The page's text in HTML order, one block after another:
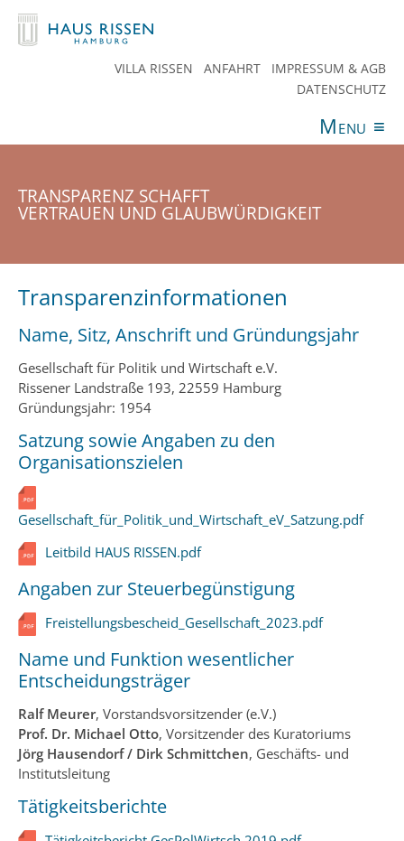
VILLA RISSEN ANFAHRT
IMPRESSUM & AGB
DATENSCHUTZ
Menu ≡
ANGEBOTE VERANSTALTUNGEN
AKTUELLES
TRANSPARENZ SCHAFFT
VERTRAUEN UND GLAUBWÜRDIGKEIT
Transparenzinformationen
Name, Sitz, Anschrift und Gründungsjahr
Gesellschaft für Politik und Wirtschaft e.V.
Rissener Landstraße 193, 22559 Hamburg
Gründungsjahr: 1954
Satzung sowie Angaben zu den
Organisationszielen
Gesellschaft_für_Politik_und_Wirtschaft_eV_Satzung.pdf
Leitbild HAUS RISSEN.pdf
Angaben zur Steuerbegünstigung
Freistellungsbescheid_Gesellschaft_2023.pdf
Name und Funktion wesentlicher
Entscheidungsträger
Ralf Meurer, Vorstandsvorsitzender (e.V.)
Prof. Dr. Michael Otto, Vorsitzender des Kuratoriums
Jörg Hausendorf / Dirk Schmittchen, Geschäfts- und
Institutsleitung
Tätigkeitsberichte